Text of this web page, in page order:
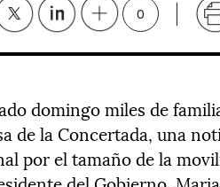
0
domingo miles de
de la Concertada, una
por el tamaño de la